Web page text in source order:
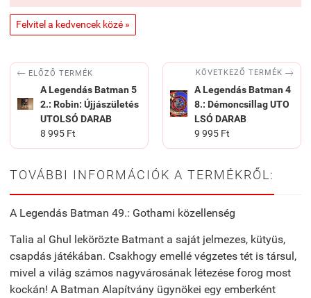
Felvitel a kedvencek közé »
 ELŐZŐ TERMÉK
A Legendás Batman 5
2.: Robin: Újjászületés
UTOLSÓ DARAB
8 995 Ft
KÖVETKEZŐ TERMÉK 
A Legendás Batman 4
8.: Démoncsillag UTO
LSÓ DARAB
9 995 Ft
TOVÁBBI INFORMÁCIÓK A TERMÉKRŐL:
A Legendás Batman 49.: Gothami közellenség
Talia al Ghul lekörözte Batmant a saját jelmezes, kütyüs,
csapdás játékában. Csakhogy emellé végzetes tét is társul,
mivel a világ számos nagyvárosának létezése forog most
kockán! A Batman Alapítvány ügynökei egy emberként